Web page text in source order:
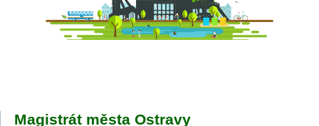
Magistrát města Ostravy